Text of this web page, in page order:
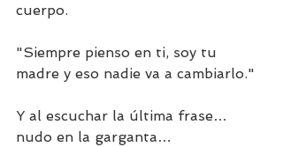
cuerpo.
"Siempre pienso en ti, soy tu
madre y eso nadie va a cambiarlo."
Y al escuchar la última frase…
nudo en la garganta…